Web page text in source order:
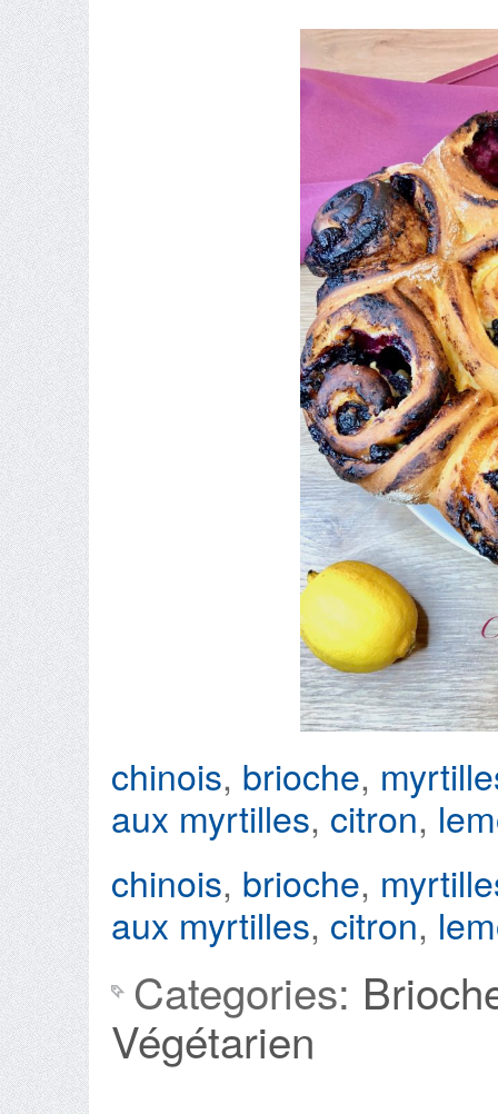
chinois, brioche,
aux myrtilles, citron,
chinois, brioche,
aux myrtilles, citron,
Categories:
Végétarien